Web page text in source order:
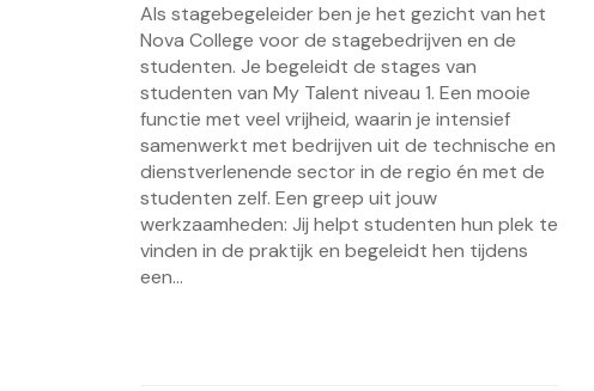
Als stagebegeleider ben je het gezicht van het
Nova College voor de stagebedrijven en de
studenten. Je begeleidt de stages van
studenten van My Talent niveau 1. Een mooie
functie met veel vrijheid, waarin je intensief
samenwerkt met bedrijven uit de technische en
dienstverlenende sector in de regio én met de
studenten zelf. Een greep uit jouw
werkzaamheden: Jij helpt studenten hun plek te
vinden in de praktijk en begeleidt hen tijdens
een...